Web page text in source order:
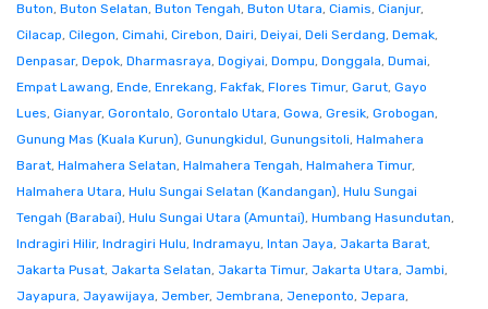
Buton, Buton Selatan, Buton Tengah, Buton Utara, Ciamis, Cianjur,
Cilacap, Cilegon, Cimahi, Cirebon, Dairi, Deiyai, Deli Serdang, Demak,
Denpasar, Depok, Dharmasraya, Dogiyai, Dompu, Donggala, Dumai,
Empat Lawang, Ende, Enrekang, Fakfak, Flores Timur, Garut, Gayo
Lues, Gianyar, Gorontalo, Gorontalo Utara, Gowa, Gresik, Grobogan,
Gunung Mas (Kuala Kurun), Gunungkidul, Gunungsitoli, Halmahera
Barat, Halmahera Selatan, Halmahera Tengah, Halmahera Timur,
Halmahera Utara, Hulu Sungai Selatan (Kandangan), Hulu Sungai
Tengah (Barabai), Hulu Sungai Utara (Amuntai), Humbang Hasundutan,
Indragiri Hilir, Indragiri Hulu, Indramayu, Intan Jaya, Jakarta Barat,
Jakarta Pusat, Jakarta Selatan, Jakarta Timur, Jakarta Utara, Jambi,
Jayapura, Jayawijaya, Jember, Jembrana, Jeneponto, Jepara,